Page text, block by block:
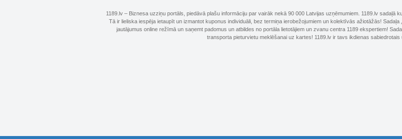
1189.lv – Biznesa uzziņu portāls, piedāvā plašu informāciju par vairāk nekā 90 000 Latvijas uzņēmumiem. 1189.lv sadaļā
Tā ir lieliska iespēja ietaupīt un izmantot kuponus individuāli, bez termiņa ierobežojumiem un kolektīvās ažiotāžās! Sadaļa
jautājumus online režīmā un saņemt padomus un atbildes no portāla lietotājiem un zvanu centra 1189 ekspertiem!
transporta pieturvietu meklēšanai uz kartes! 1189.lv ir tavs ikdienas sabiedrotais